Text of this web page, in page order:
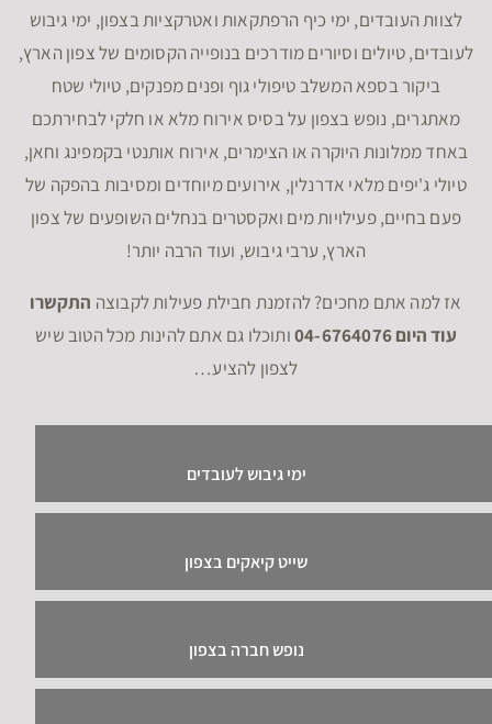
לצוות העובדים, ימי כיף הרפתקאות ואטרקציות בצפון, ימי גיבוש
לעובדים, טיולים וסיורים מודרכים בנופייה הקסומים של צפון הארץ,
ביקור בספא המשלב טיפולי גוף ופנים מפנקים, טיולי שטח
מאתגרים, נופש בצפון על בסיס אירוח מלא או חלקי לבחירתכם
באחד ממלונות היוקרה או הצימרים, אירוח אותנטי בקמפינג וחאן,
טיולי ג'יפים מלאי אדרנלין, אירועים מיוחדים ומסיבות בהפקה של
פעם בחיים, פעילויות מים ואקסטרים בנחלים השופעים של צפון
הארץ, ערבי גיבוש, ועוד הרבה יותר!
אז למה אתם מחכים? להזמנת חבילת פעילות לקבוצה התקשרו
עוד היום 04-6764076
ותוכלו גם אתם להינות מכל הטוב שיש
לצפון להציע…
ימי גיבוש לעובדים
שייט קיאקים בצפון
נופש חברה בצפון